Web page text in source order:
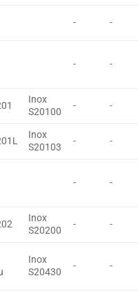
- -
- -
Inox
S20100
- -
Inox
S20103
- -
- -
Inox
S20200
- -
Inox
S20430
- -